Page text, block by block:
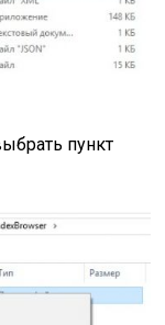
пункт